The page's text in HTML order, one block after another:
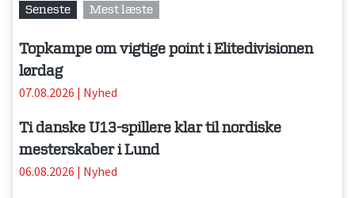
Seneste Mest læste
Topkampe om vigtige point i Elitedivisionen
lørdag
07.08.2026 | Nyhed
Ti danske U13-spillere klar til nordiske
mesterskaber i Lund
06.08.2026 | Nyhed